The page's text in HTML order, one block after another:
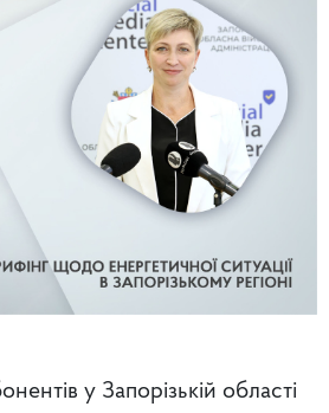
у Запорізькій області